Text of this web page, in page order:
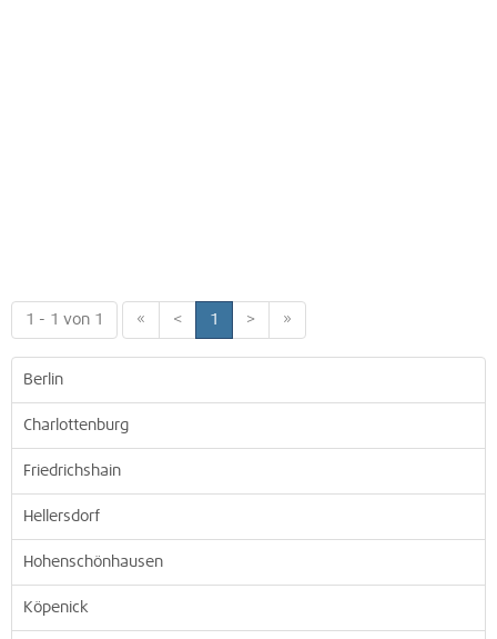
1 - 1 von 1 « < 1 > »
Berlin
Charlottenburg
Friedrichshain
Hellersdorf
Hohenschönhausen
Köpenick